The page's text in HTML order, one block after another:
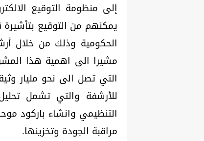
إلى منظومة التوقيع
يمكنهم من التوقيع بتأشيرة
الحكومية وذلك من خلال
مشيرا الى اهمية هذا
التي تصل الى نحو مليار
للأرشفة والتي تشمل
التنظيمي وانشاء باركود
مراقبة الجودة وتخزينها.